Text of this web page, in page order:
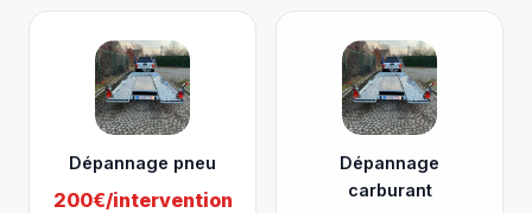
Dépannage pneu
200€/intervention
Dépannage
carburant